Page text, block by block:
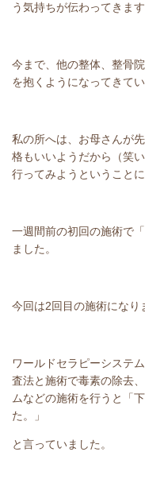
う気持ちが伝わってきます
今まで、他の整体、整骨
を抱くようになってきてい
私の所へは、お母さんが
格もいいようだから（笑
行ってみようということ
一週間前の初回の施術で
ました。
今回は2回目の施術になり
ワールドセラピーシステ
査法と施術で毒素の除去
ムなどの施術を行うと「
た。」
と言っていました。